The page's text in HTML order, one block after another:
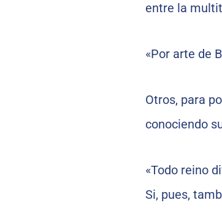
entre la
«Por arte de
Otros, para
conociendo
«Todo reino
Si, pues,